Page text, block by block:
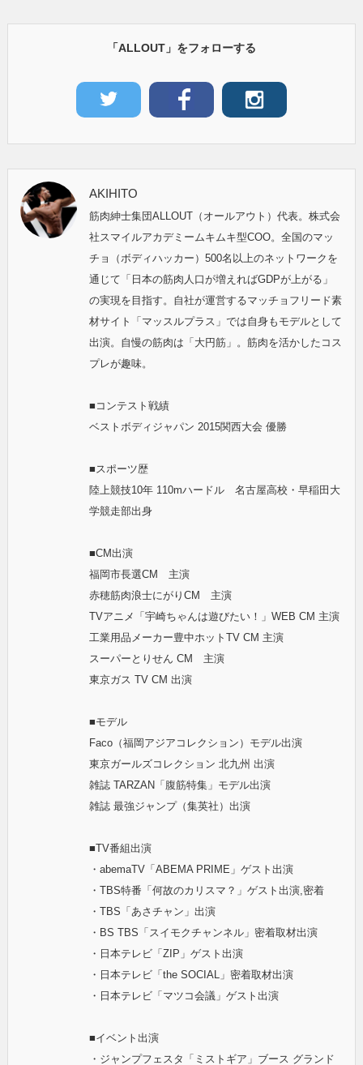
「ALLOUT」をフォローする
AKIHITO
筋肉紳士集団ALLOUT（オールアウト）代表。株式会
社スマイルアカデミームキムキ型COO。全国のマッ
チョ（ボディハッカー）500名以上のネットワークを
通じて「日本の筋肉人口が増えればGDPが上がる」
の実現を目指す。自社が運営するマッチョフリード素
材サイト「マッスルプラス」では自身もモデルとして
出演。自慢の筋肉は「大円筋」。筋肉を活かしたコス
プレが趣味。
■コンテスト戦績
ベストボディジャパン 2015関西大会 優勝
■スポーツ歴
陸上競技10年 110mハードル 名古屋高校・早稲田大
学競走部出身
■CM出演
福岡市長選CM 主演
赤穂筋肉浪士にがりCM 主演
TVアニメ「宇崎ちゃんは遊びたい！」WEB CM 主演
工業用品メーカー豊中ホットTV CM 主演
スーパーとりせん CM 主演
東京ガス TV CM 出演
■モデル
Faco（福岡アジアコレクション）モデル出演
東京ガールズコレクション 北九州 出演
雑誌 TARZAN「腹筋特集」モデル出演
雑誌 最強ジャンプ（集英社）出演
■TV番組出演
・abemaTV「ABEMA PRIME」ゲスト出演
・TBS特番「何故のカリスマ？」ゲスト出演,密着
・TBS「あさチャン」出演
・BS TBS「スイモクチャンネル」密着取材出演
・日本テレビ「ZIP」ゲスト出演
・日本テレビ「the SOCIAL」密着取材出演
・日本テレビ「マツコ会議」ゲスト出演
■イベント出演
・ジャンプフェスタ「ミストギア」ブース グランド